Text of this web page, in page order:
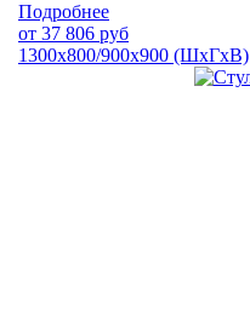
Подробнее
от 37 806 руб
1300х800/900х900 (ШхГхВ)